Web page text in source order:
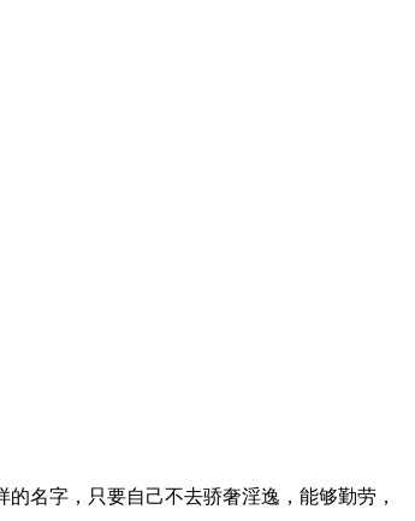
名字，只要自己不去骄奢淫逸，能够勤劳，